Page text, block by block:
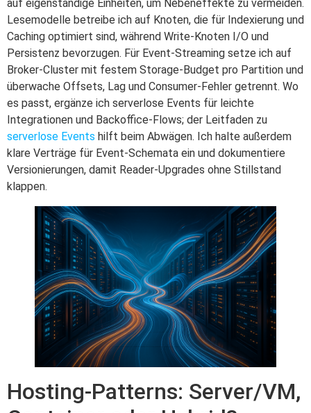
auf eigenständige Einheiten, um Nebeneffekte zu vermeiden.
Lesemodelle betreibe ich auf Knoten, die für Indexierung und
Caching optimiert sind, während Write-Knoten I/O und
Persistenz bevorzugen. Für Event-Streaming setze ich auf
Broker-Cluster mit festem Storage-Budget pro Partition und
überwache Offsets, Lag und Consumer-Fehler getrennt. Wo
es passt, ergänze ich serverlose Events für leichte
Integrationen und Backoffice-Flows; der Leitfaden zu
serverlose Events hilft beim Abwägen. Ich halte außerdem
klare Verträge für Event-Schemata ein und dokumentiere
Versionierungen, damit Reader‑Upgrades ohne Stillstand
klappen.
Hosting-Patterns: Server/VM,